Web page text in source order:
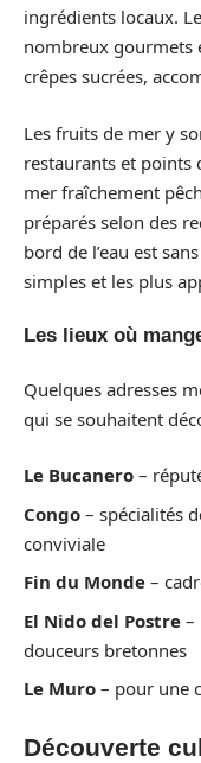
ingrédients locaux.
nombreux gourmets
crêpes sucrées,
Les fruits de mer y
restaurants et points
mer fraîchement
préparés selon des
bord de l’eau est
simples et les plus
Les lieux où
Quelques adresses
qui se souhaitent
Le Bucanero –
Congo – spécialités
conviviale
Fin du Monde –
El Nido del Postre –
douceurs bretonnes
Le Muro – pour une
Découverte